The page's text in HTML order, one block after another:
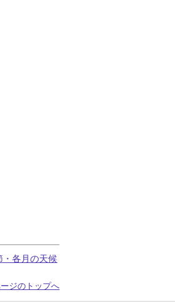
・各月の天候
ジのトップへ